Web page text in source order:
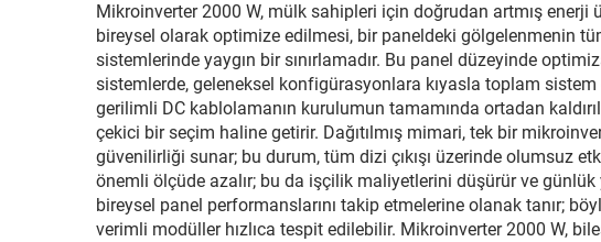
Mikroinverter 2000 W, mülk sahipleri için doğrudan artmış
bireysel olarak optimize edilmesi, bir paneldeki gölgelenmenin
sistemlerinde yaygın bir sınırlamadır. Bu panel düzeyinde
sistemlerde, geleneksel konfigürasyonlara kıyasla toplam
gerilimli DC kablolamanın kurulumun tamamında ortadan
çekici bir seçim haline getirir. Dağıtılmış mimari, tek bir
güvenilirliği sunar; bu durum, tüm dizi çıkışı üzerinde olumsuz
önemli ölçüde azalır; bu da işçilik maliyetlerini düşürür ve
bireysel panel performanslarını takip etmelerine olanak tanır;
verimli modüller hızlıca tespit edilebilir. Mikroinverter 2000 W,